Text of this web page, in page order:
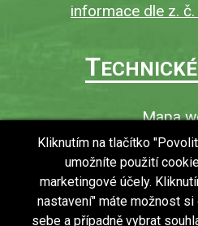
informace dle z.
T
Mapa
O
Povinně
Ochrana
Kliknutím na tlačítko
umožníte použití
marketingové účely.
nastavení" máte možnost
sebe a případně vybrat